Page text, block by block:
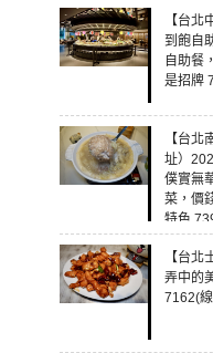
【台
到飽自
自助餐
是招牌
【台
址）
僕實無
菜，價
特色
【台
弄中的
7162(